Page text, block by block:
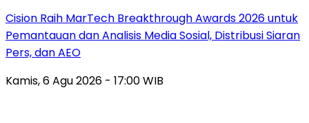
Cision Raih MarTech Breakthrough Awards 2026 untuk
Pemantauan dan Analisis Media Sosial, Distribusi Siaran
Pers, dan AEO
Kamis, 6 Agu 2026 - 17:00 WIB